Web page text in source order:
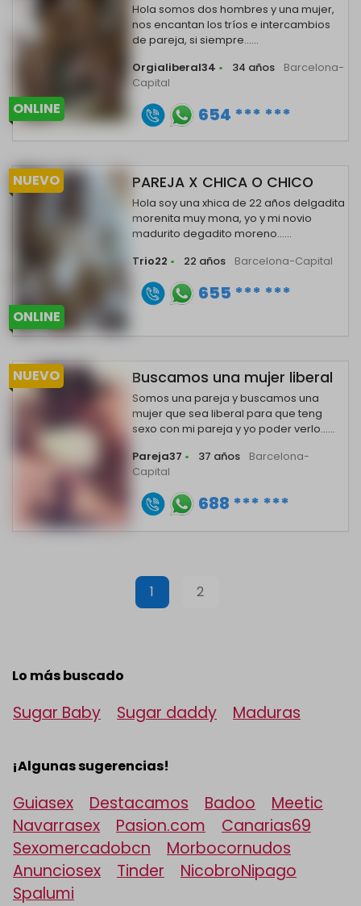
ONLINE
Hola somos dos hombres y una mujer,
nos encantan los tríos e intercambios
de pareja, si siempre......
Orgialiberal34 • 34 años
Barcelona-
Capital
654 *** ***
NUEVO
ONLINE
PAREJA X CHICA O CHICO
Hola soy una xhica de 22 años delgadita
morenita muy mona, yo y mi novio
madurito degadito moreno......
Trio22 • 22 años Barcelona-Capital
655 *** ***
NUEVO Buscamos una mujer liberal
Somos una pareja y buscamos una
mujer que sea liberal para que teng
sexo con mi pareja y yo poder verlo......
Pareja37 • 37 años
Barcelona-
Capital
688 *** ***
1 2
Lo más buscado
Sugar Baby Sugar daddy Maduras
¡Algunas sugerencias!
Guiasex Destacamos Badoo
Meetic
Navarrasex
Pasion.com
Canarias69
Sexomercadobcn
Morbocornudos
Anunciosex
Tinder
NicobroNipago
Spalumi